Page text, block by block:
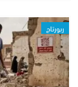
ربورتاج